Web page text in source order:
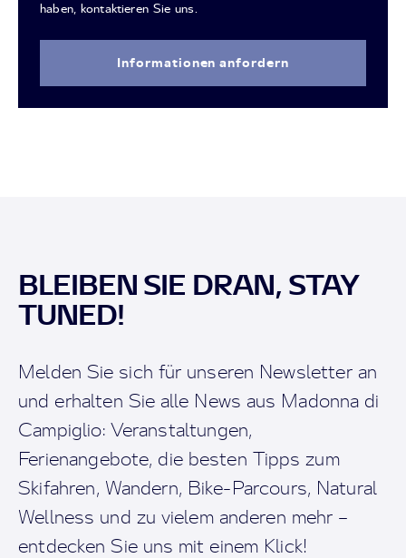
haben, kontaktieren Sie uns.
Informationen anfordern
BLEIBEN SIE DRAN, STAY
TUNED!
Melden Sie sich für unseren Newsletter an
und erhalten Sie alle News aus Madonna di
Campiglio: Veranstaltungen,
Ferienangebote, die besten Tipps zum
Skifahren, Wandern, Bike-Parcours, Natural
Wellness und zu vielem anderen mehr –
entdecken Sie uns mit einem Klick!